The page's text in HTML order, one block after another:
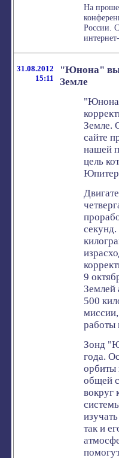
На
России.
31.08.2012
15:11
"Юнона"
Земле
Земле.
сайте
нашей
цель
секунд.
9
Землей
500
работы
Зонд
года.
орбиты
общей
вокруг
так и